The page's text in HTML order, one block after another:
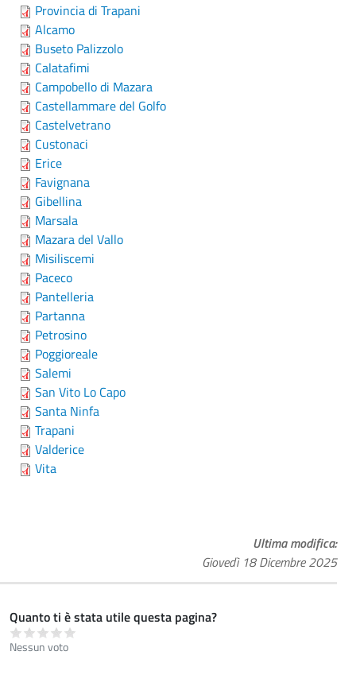
Provincia di Trapani
Alcamo
Buseto Palizzolo
Calatafimi
Campobello di Mazara
Castellammare del Golfo
Castelvetrano
Custonaci
Erice
Favignana
Gibellina
Marsala
Mazara del Vallo
Misiliscemi
Paceco
Pantelleria
Partanna
Petrosino
Poggioreale
Salemi
San Vito Lo Capo
Santa Ninfa
Trapani
Valderice
Vita
Ultima modifica
Giovedì 18 Dicembre 2025
Quanto ti è stata utile questa pagina?
Nessun voto